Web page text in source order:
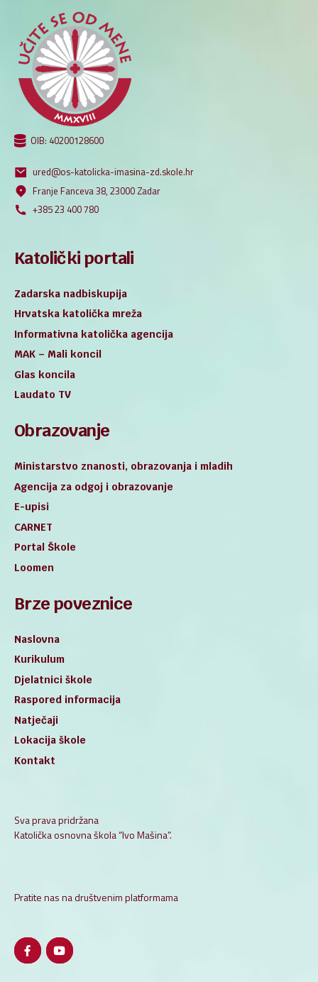
OIB: 40200128600
ured@os-katolicka-imasina-zd.skole.hr
Franje Fanceva 38, 23000 Zadar
+385 23 400 780
Katolički portali
Zadarska nadbiskupija
Hrvatska katolička mreža
Informativna katolička agencija
MAK – Mali koncil
Glas koncila
Laudato TV
Obrazovanje
Ministarstvo znanosti, obrazovanja i mladih
Agencija za odgoj i obrazovanje
E-upisi
CARNET
Portal Škole
Loomen
Brze poveznice
Naslovna
Kurikulum
Djelatnici škole
Raspored informacija
Natječaji
Lokacija škole
Kontakt
Sva prava pridržana
Katolička osnovna škola “Ivo Mašina”.
Pratite nas na društvenim platformama